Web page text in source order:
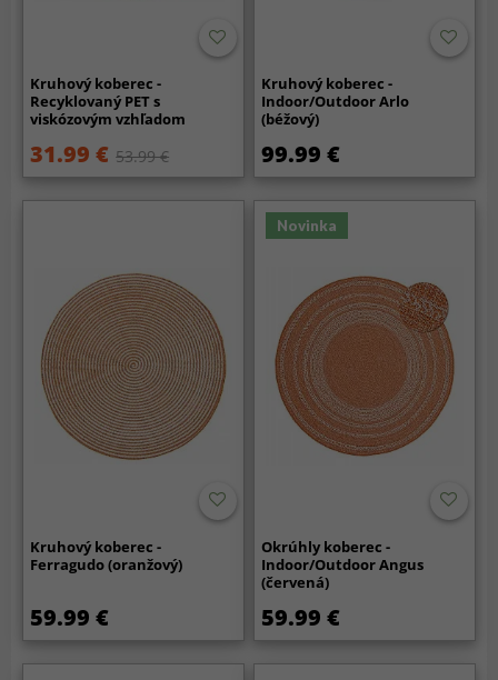
Kruhový koberec -
Recyklovaný PET s
viskózovým vzhľadom
31.99 € 53.99 €
Kruhový koberec -
Indoor/Outdoor Arlo
(béžový)
99.99 €
Kruhový koberec -
Ferragudo (oranžový)
59.99 €
Novinka
Okrúhly koberec -
Indoor/Outdoor Angus
(červená)
59.99 €